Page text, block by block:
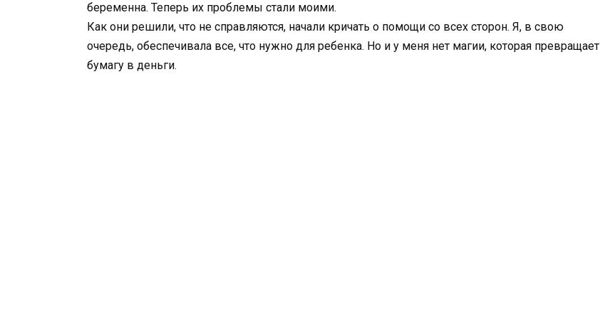
беременна. Теперь их проблемы стали моими.
Как они решили, что не справляются, начали кричать о помощи со всех сторон. Я, в свою
очередь, обеспечивала все, что нужно для ребенка. Но и у меня нет магии, которая превращает
бумагу в деньги.